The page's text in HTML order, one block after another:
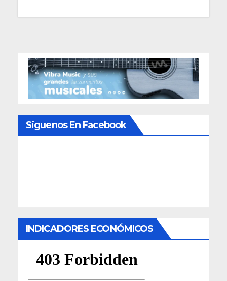
Siguenos En Facebook
INDICADORES ECONÓMICOS